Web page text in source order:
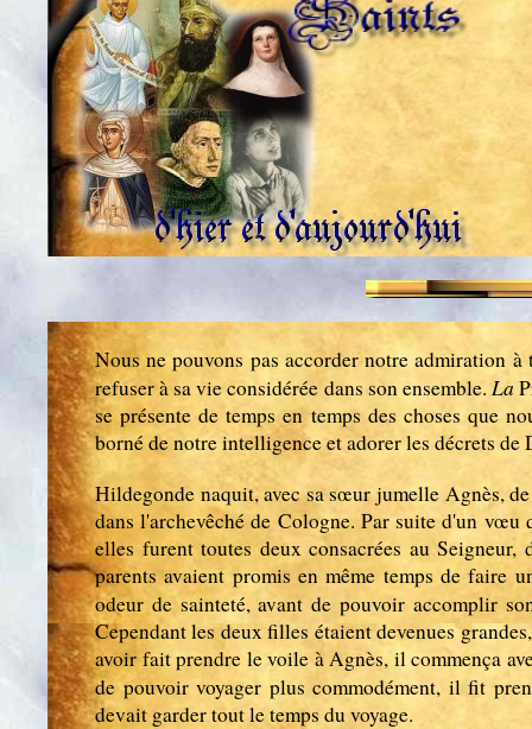
Nous ne pouvons pas accorder notre admiration
refuser à sa vie considérée dans son ensemble. La
se présente de temps en temps des choses que
borné de notre intelligence et adorer les décrets
Hildegonde naquit, avec sa sœur jumelle Agnès,
dans l'archevêché de Cologne. Par suite d'un
elles furent toutes deux consacrées au
parents avaient promis en même temps de faire
odeur de sainteté, avant de pouvoir accomplir
Cependant les deux filles étaient devenues
avoir fait prendre le voile à Agnès, il commença
de pouvoir voyager plus commodément, il fit
devait garder tout le temps du voyage.